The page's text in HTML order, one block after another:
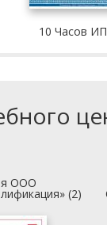
10 Часов
ООО
(2)